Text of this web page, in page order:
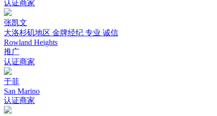
认证商家
张凯文
大洛杉矶地区 金牌经纪 专业 诚信
Rowland Heights
推广
认证商家
于菲
San Marino
认证商家